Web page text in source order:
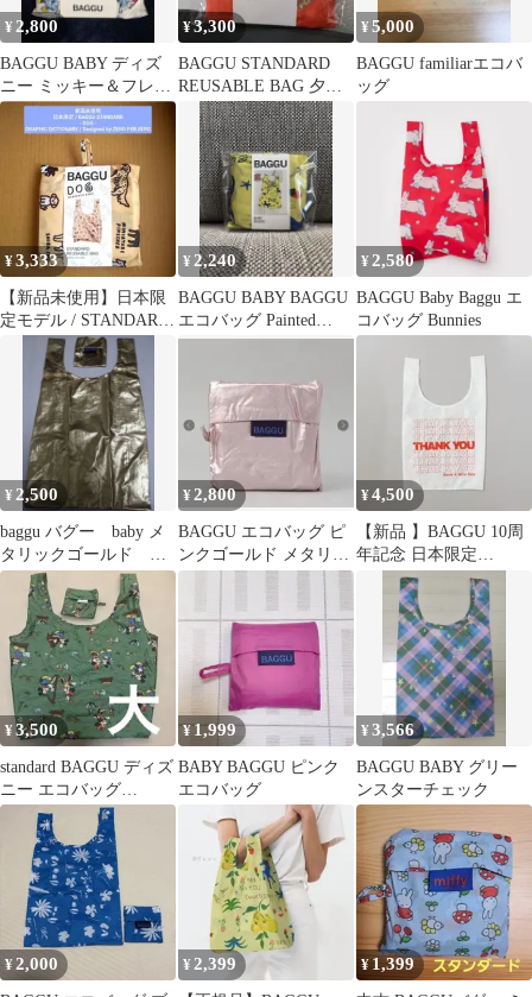
¥ 2,800
BAGGU BABY ディズ
ニー ミッキー＆フレン
ズ エコバッグ
¥3,300
BAGGU STANDARD
REUSABLE BAG 夕張
メロン柄
¥5,000
BAGGU familiarエコバ
ッグ
¥3,333
【新品未使用】日本限
定モデル / STANDARD
BAGGU : DOG
¥ 2,240
BAGGU BABY BAGGU
エコバッグ Painted
Prairie
¥2,580
BAGGU Baby Baggu エ
コバッグ Bunnies
¥2,500
baggu バグー baby メ
タリックゴールド 美
品 エコバッグ
¥2,800
BAGGU エコバッグ ピ
ンクゴールド メタリッ
ク BABYサイズ
¥4,500
【新品 】BAGGU 10周
年記念 日本限定
THANK YOU BAG
¥3,500
standard BAGGU ディズ
ニー エコバッグ
Storybookミッキー
¥1,999
BABY BAGGU ピンク
エコバッグ
¥3,566
BAGGU BABY グリー
ンスターチェック
¥2,000 ¥2,399 ¥ 1,399